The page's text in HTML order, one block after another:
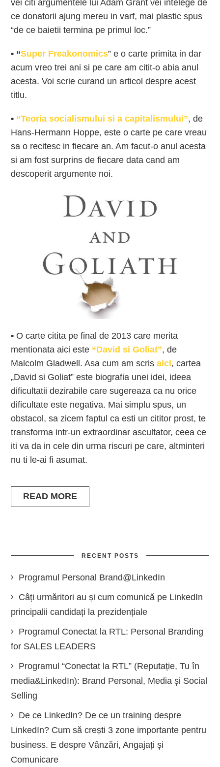
vei citi argumentele lui Adam Grant vei intelege de
ce donatorii ajung mereu in varf, mai plastic spus
“de ce baietii termina pe primul loc.”
• “Super Freakonomics” e o carte primita in dar
acum vreo trei ani si pe care am citit-o abia anul
acesta. Voi scrie curand un articol despre acest
titlu.
• “Teoria socialismului si a capitalismului”, de
Hans-Hermann Hoppe, este o carte pe care vreau
sa o recitesc in fiecare an. Am facut-o anul acesta
si am fost surprins de fiecare data cand am
descoperit argumente noi.
• O carte citita pe final de 2013 care merita
mentionata aici este “David si Goliat”, de
Malcolm Gladwell. Asa cum am scrisaici, cartea
„David si Goliat” este biografia unei idei, ideea
dificultatii dezirabile care sugereaza ca nu orice
dificultate este negativa. Mai simplu spus, un
obstacol, sa zicem faptul ca esti un cititor prost, te
transforma intr-un extraordinar ascultator, ceea ce
iti va da in cele din urma riscuri pe care, altminteri
nu ti le-ai fi asumat.
READ MORE
RECENT POSTS
Programul Personal Brand@LinkedIn
Câți urmăritori au și cum comunică pe LinkedIn
principalii candidați la prezidențiale
Programul Conectat la RTL: Personal Branding
for SALES LEADERS
Programul “Conectat la RTL” (Reputație, Tu în
media&LinkedIn): Brand Personal, Media și Social
Selling
De ce LinkedIn? De ce un training despre
LinkedIn? Cum să crești 3 zone importante pentru
business. E despre Vânzări, Angajați și
Comunicare